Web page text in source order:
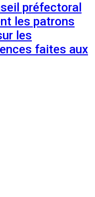
préfectoral
les patrons
les
faites aux